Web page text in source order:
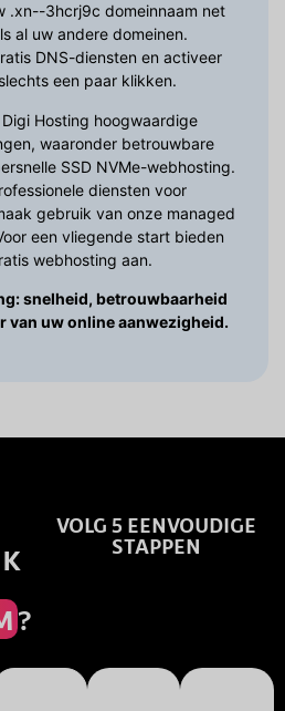
.xn--3hcrj9c domeinnaam net
al uw andere domeinen.
DNS-diensten en activeer
een paar klikken.
Hosting hoogwaardige
waaronder betrouwbare
SSD NVMe-webhosting.
diensten voor
gebruik van onze managed
een vliegende start bieden
webhosting aan.
snelheid, betrouwbaarheid
van uw online aanwezigheid.
?
VOLG 5 EENVOUDIGE
STAPPEN